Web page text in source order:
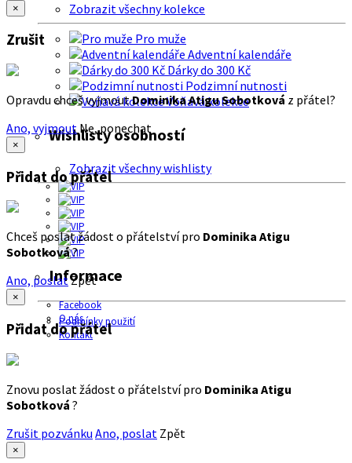
Zobrazit všechny kolekce
Pro muže
Adventní kalendáře
Dárky do 300 Kč
Podzimní nutnosti
Voňavá kolekce
Wishlisty osobností
Zobrazit všechny wishlisty
Informace
Facebook
O nás
Podmínky použití
Kontakt
×
Zrušit
Opravdu chceš vyjmoutDominika Atigu Sobotková z přátel?
Ano, vyjmout Ne, ponechat
×
Přidat do přátel
Chceš poslat žádost o přátelství pro Dominika Atigu
Sobotková?
Ano, poslatZpět
×
Přidat do přátel
Znovu poslat žádost o přátelství pro Dominika Atigu
Sobotková ?
Zrušit pozvánku Ano, poslat Zpět
×